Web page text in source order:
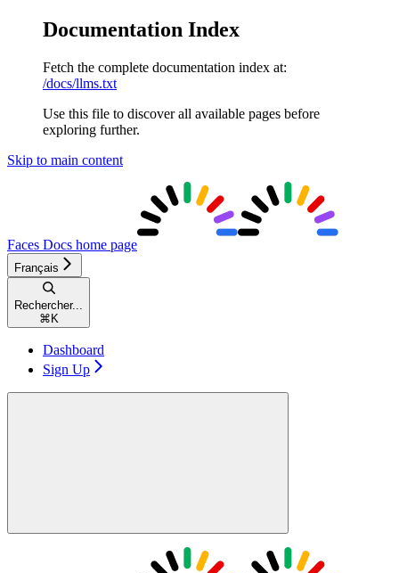
Documentation Index
Fetch the complete documentation index at:
/docs/llms.txt
Use this file to discover all available pages before
exploring further.
Skip to main content
Faces Docs home page
Français
Rechercher...
⌘ K
Dashboard
Sign Up